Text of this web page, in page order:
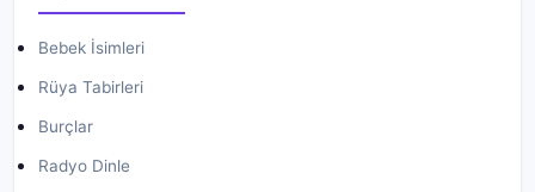
Bebek İsimleri
Rüya Tabirleri
Burçlar
Radyo Dinle